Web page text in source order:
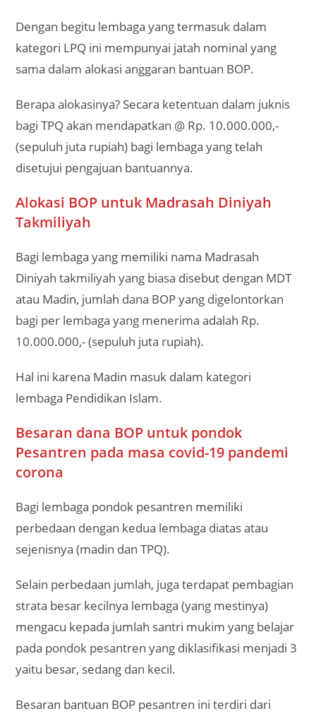
Dengan begitu lembaga yang termasuk dalam
kategori LPQ ini mempunyai jatah nominal yang
sama dalam alokasi anggaran bantuan BOP.
Berapa alokasinya? Secara ketentuan dalam juknis
bagi TPQ akan mendapatkan @ Rp. 10.000.000,-
(sepuluh juta rupiah) bagi lembaga yang telah
disetujui pengajuan bantuannya.
Alokasi BOP untuk Madrasah Diniyah
Takmiliyah
Bagi lembaga yang memiliki nama Madrasah
Diniyah takmiliyah yang biasa disebut dengan MDT
atau Madin, jumlah dana BOP yang digelontorkan
bagi per lembaga yang menerima adalah Rp.
10.000.000,- (sepuluh juta rupiah).
Hal ini karena Madin masuk dalam kategori
lembaga Pendidikan Islam.
Besaran dana BOP untuk pondok
Pesantren pada masa covid-19 pandemi
corona
Bagi lembaga pondok pesantren memiliki
perbedaan dengan kedua lembaga diatas atau
sejenisnya (madin dan TPQ).
Selain perbedaan jumlah, juga terdapat pembagian
strata besar kecilnya lembaga (yang mestinya)
mengacu kepada jumlah santri mukim yang belajar
pada pondok pesantren yang diklasifikasi menjadi 3
yaitu besar, sedang dan kecil.
Besaran bantuan BOP pesantren ini terdiri dari